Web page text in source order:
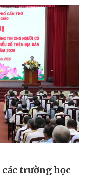
trường học